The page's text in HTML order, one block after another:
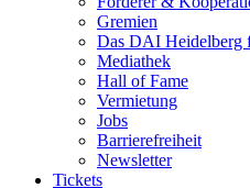
Gremien
Das DAI Heidelberg
Mediathek
Hall of Fame
Vermietung
Jobs
Barrierefreiheit
Newsletter
Tickets